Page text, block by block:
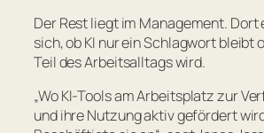
Der Rest liegt im Management.
sich, ob KI nur ein Schlagwort bleibt
Teil des Arbeitsalltags wird.
„Wo KI-Tools am Arbeitsplatz zur
und ihre Nutzung aktiv gefördert